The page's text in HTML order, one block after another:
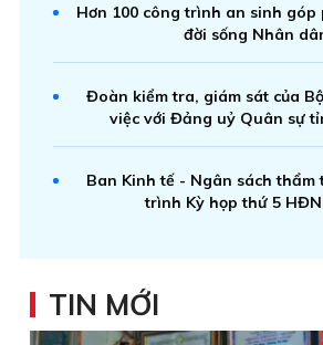
Hơn 100 công trình an sinh góp
đời sống Nhân
Đoàn kiểm tra, giám sát của
việc với Đảng uỷ Quân sự
Ban Kinh tế - Ngân sách thẩm
trình Kỳ họp thứ 5
TIN MỚI